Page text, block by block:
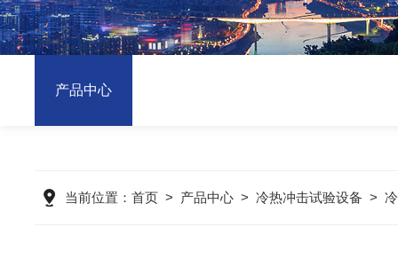
产品中心
当前位置： 首页 > 产品中心 > 冷热冲击试验设备 >